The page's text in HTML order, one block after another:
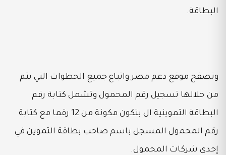
البطاقة.
وتصفح موقع دعم مصر واتباع جميع الخطوات التي يتم
من خلالها تسجيل رقم المحمول وتشمل كتابة رقم
البطاقة التموينية ال بتكون مكونة من 12 رقما مع كتابة
رقم المحمول المسجل باسم صاحب بطاقة التموين في
إحدى شركات المحمول.